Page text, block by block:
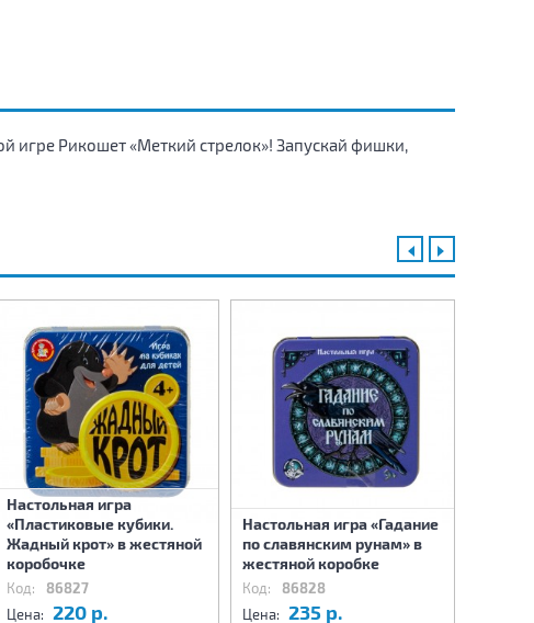
игре Рикошет «Меткий стрелок»! Запускай фишки,
Настольная игра
«Пластиковые кубики.
Жадный крот» в жестяной
коробочке
Код: 86827
Цена: 220 р.
Настольная игра «Гадание
по славянским рунам» в
жестяной коробке
Код: 86828
Цена: 235 р.